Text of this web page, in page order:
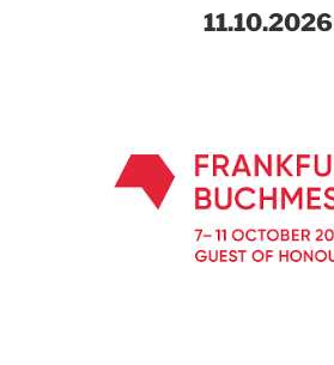
11.10.2026